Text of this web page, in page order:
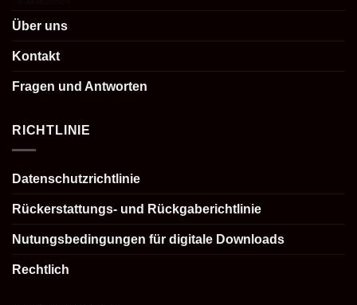
Über uns
Kontakt
Fragen und Antworten
RICHTLINIE
Datenschutzrichtlinie
Rückerstattungs- und Rückgaberichtlinie
Nutungsbedingungen für digitale Downloads
Rechtlich